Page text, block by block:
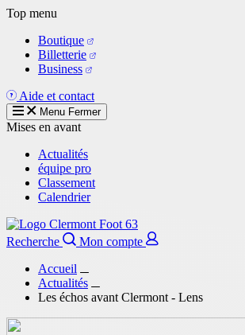
Aller
contenu
principal
Top menu
Boutique
Billetterie
Business
Aide et contact
Menu Fermer
Mises en avant
Actualités
équipe pro
Classement
Calendrier
Recherche
Mon compte
Accueil
Actualités
Les échos avant Clermont - Lens